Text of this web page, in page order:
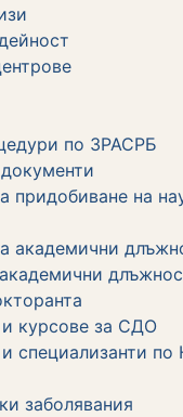
по ЗРАСРБ
придобиване на
академични
курсове за СДО
специализанти по
заболявания